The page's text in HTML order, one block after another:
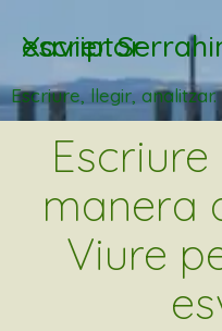
Xavier Serrahima: escriptor
Escriure, llegir,
manera
Viure